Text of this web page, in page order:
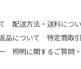
配送方法・送料につ
品について
特定商取
照明に関するご質問